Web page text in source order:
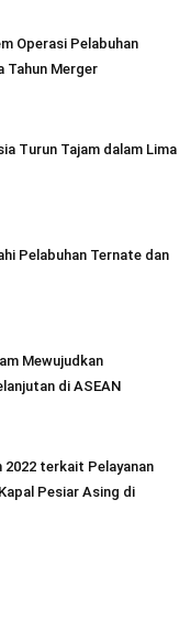
Operasi Pelabuhan
Tahun Merger
Turun Tajam dalam Lima
Pelabuhan Ternate dan
Mewujudkan
di ASEAN
2022 terkait Pelayanan
Pesiar Asing di